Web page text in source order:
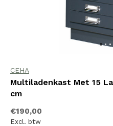
CEHA
Multiladenkast Met 15
cm
€190,00
Excl. btw